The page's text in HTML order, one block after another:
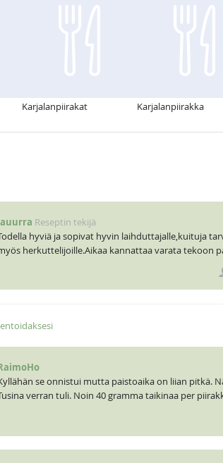
Karjalanpiirakat Karjalanpiirakka
Reseptin tekijä
hyviä ja sopivat hyvin laihduttajalle,kuituja
herkuttelijoille.Aikaa kannattaa varata tekoon
se onnistui mutta paistoaika on liian pitkä.
verran tuli. Noin 40 gramma taikinaa per